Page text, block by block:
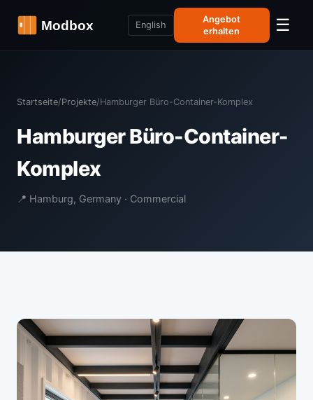
English
Angebot
erhalten
☰
Startseite/Projekte/Hamburger Büro-Container-Komplex
Hamburger Büro-Container-
Komplex
📍 Hamburg, Germany · Commercial